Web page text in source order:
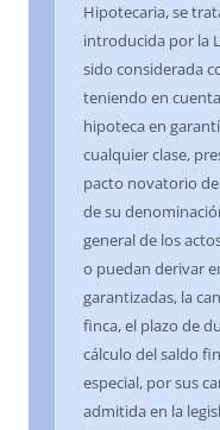
Hipotecaria, se
introducida por la
sido considerada
teniendo en
hipoteca en
cualquier clase,
pacto novatorio
de su
general de los
o puedan derivar
garantizadas, la
finca, el plazo de
cálculo del saldo
especial, por sus
admitida en la